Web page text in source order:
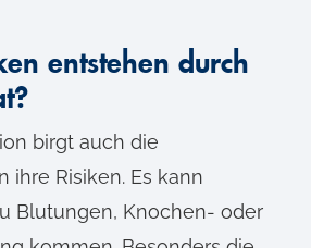
entstehen durch
birgt auch die
ihre Risiken. Es kann
Blutungen, Knochen- oder